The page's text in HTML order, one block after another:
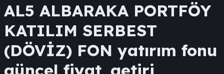
AL5 ALBARAKA PORTFÖY
KATILIM SERBEST
(DÖVİZ) FON yatırım fonu